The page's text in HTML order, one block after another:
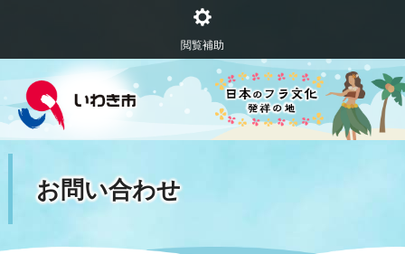
閲覧補助
お問い合わせ